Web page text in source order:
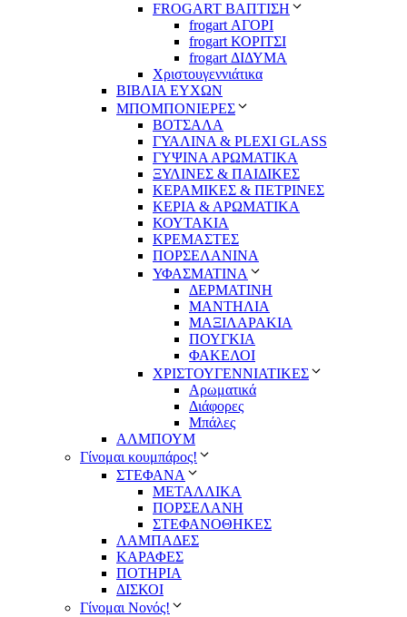
FROGART ΒΑΠΤΙΣΗ
frogart ΑΓΟΡΙ
frogart ΚΟΡΙΤΣΙ
frogart ΔΙΔΥΜΑ
Χριστουγεννιάτικα
ΒΙΒΛΙΑ ΕΥΧΩΝ
ΜΠΟΜΠΟΝΙΕΡΕΣ
ΒΟΤΣΑΛΑ
ΓΥΑΛΙΝΑ & PLEXI GLASS
ΓΥΨΙΝΑ ΑΡΩΜΑΤΙΚΑ
ΞΥΛΙΝΕΣ & ΠΑΙΔΙΚΕΣ
ΚΕΡΑΜΙΚΕΣ & ΠΕΤΡΙΝΕΣ
ΚΕΡΙΑ & ΑΡΩΜΑΤΙΚΑ
ΚΟΥΤΑΚΙΑ
ΚΡΕΜΑΣΤΕΣ
ΠΟΡΣΕΛΑΝΙΝΑ
ΥΦΑΣΜΑΤΙΝA
ΔΕΡΜΑΤΙΝΗ
ΜΑΝΤΗΛΙΑ
ΜΑΞΙΛΑΡΑΚΙΑ
ΠΟΥΓΚΙΑ
ΦΑΚΕΛΟΙ
ΧΡΙΣΤΟΥΓΕΝΝΙΑΤΙΚΕΣ
Αρωματικά
Διάφορες
Μπάλες
ΑΛΜΠΟΥΜ
Γίνομαι κουμπάρος!
ΣΤΕΦΑΝΑ
ΜΕΤΑΛΛΙΚΑ
ΠΟΡΣΕΛΑΝΗ
ΣΤΕΦΑΝΟΘΗΚΕΣ
ΛΑΜΠΑΔΕΣ
ΚΑΡΑΦΕΣ
ΠΟΤΗΡΙΑ
ΔΙΣΚΟΙ
Γίνομαι Νονός!